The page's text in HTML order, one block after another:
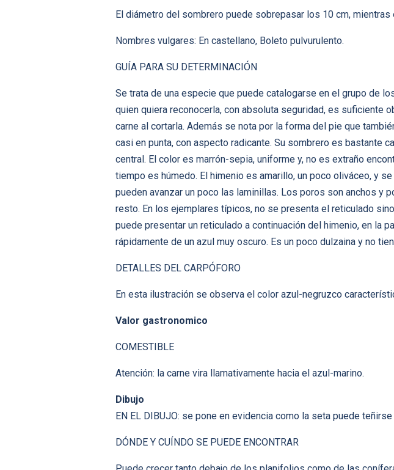
El diámetro del sombrero puede sobrepasar los 10 cm, mientras
Nombres vulgares: En castellano, Boleto pulvurulento.
GUÍA PARA SU DETERMINACIÓN
Se trata de una especie que puede catalogarse en el grupo de
quien quiera reconocerla, con absoluta seguridad, es suficiente
carne al cortarla. Además se nota por la forma del pie que
casi en punta, con aspecto radicante. Su sombrero es bastante
central. El color es marrón-sepia, uniforme y, no es extraño
tiempo es húmedo. El himenio es amarillo, un poco oliváceo, y
pueden avanzar un poco las laminillas. Los poros son anchos y
resto. En los ejemplares típicos, no se presenta el reticulado
puede presentar un reticulado a continuación del himenio, en la
rápidamente de un azul muy oscuro. Es un poco dulzaina y no
DETALLES DEL CARPÓFORO
En esta ilustración se observa el color azul-negruzco
Valor gastronomico
COMESTIBLE
Atención: la carne vira llamativamente hacia el azul-marino.
Dibujo
EN EL DIBUJO: se pone en evidencia como la seta puede
DÓNDE Y CUÍNDO SE PUEDE ENCONTRAR